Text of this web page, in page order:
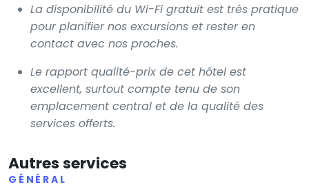
La disponibilité du Wi-Fi gratuit est très pratique
pour planifier nos excursions et rester en
contact avec nos proches.
Le rapport qualité-prix de cet hôtel est
excellent, surtout compte tenu de son
emplacement central et de la qualité des
services offerts.
Autres services
GÉNÉRAL